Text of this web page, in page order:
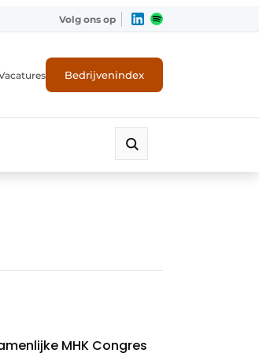
Volg ons op
Bedrijvenindex
MHK Congres